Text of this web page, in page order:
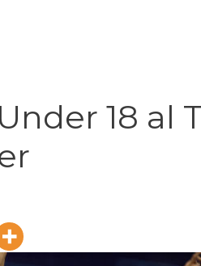
18 al